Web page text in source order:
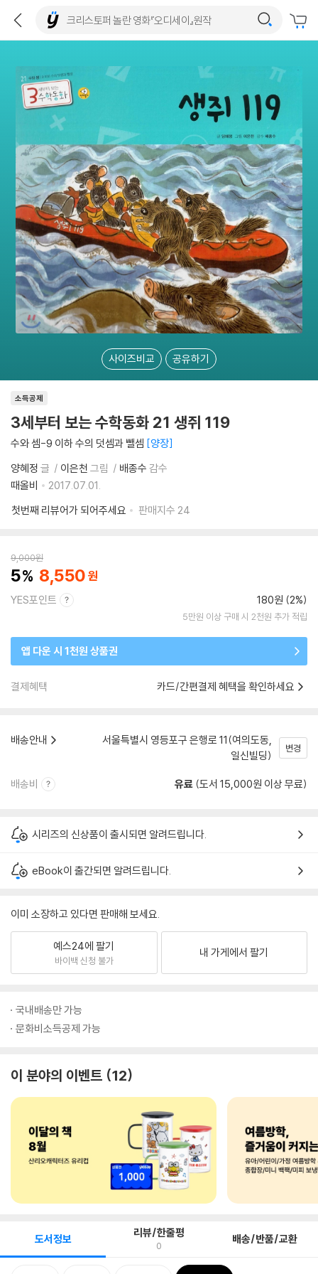
사이즈비교 공유하기
소득공제
3세부터 보는 수학동화 21 생쥐 119
수와 셈-9 이하 수의 덧셈과 뺄셈 양장
양혜정 글 이은천 그림 배종수 감수
때올비
2017.07.01.
첫번째 리뷰어가 되어주세요
판매지수 24
9,000원
5 8,550
YES포인트 180원 (2%)
5만원 이상 구매 시 2천원 추가 적립
앱 다운 시 1천원 상품권
결제혜택 카드/간편결제 혜택을 확인하세요
배송안내
서울특별시 영등포구 은행로 11(여의도동,
일신빌딩)
변경
배송비 유료 (도서 15,000원 이상 무료)
시리즈의 신상품이 출시되면 알려드립니다.
eBook이 출간되면 알려드립니다.
이미 소장하고 있다면 판매해 보세요.
예스24에 팔기
바이백 신청 불가
내 가게에서 팔기
국내배송만 가능
문화비소득공제 가능
이 분야의 이벤트 12
도서정보 리뷰/한줄평
0 배송/반품/교환